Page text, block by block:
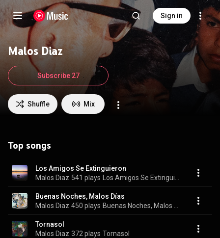
Sign in
Malos Diaz
Shuffle Mix
Subscribe 27
Top songs
Los Amigos Se Extinguieron
Malos Diaz 541 plays
Buenas Noches, Malos Días
Malos Diaz 450 plays
Tornasol
Malos Diaz 372 plays Tornasol